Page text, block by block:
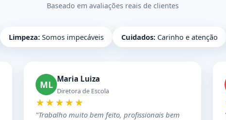
Baseado em avaliações reais de clientes
Limpeza: Somos impecáveis Cuidados: Carinho e atenção
ML Maria Luiza
Diretora de Escola
★★★★★
"Trabalho muito bem feito, profissionais bem